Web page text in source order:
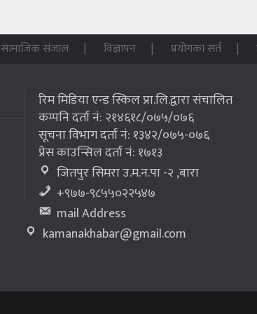
सामाजिक संजाल विज्ञापन प्रयोगका सर्त
रिम मिडिया एन्ड स्किल प्रा.लि.द्वारा संचालित
कम्पनि दर्ता नं: २१४६१८/०७५/०७६
सूचना विभाग दर्ता नं: १३४२/०७५-०७६
प्रेस काउन्सिल दर्ता नं: १७१३
जितपुर सिमरा उ.म.न.पा -२ ,बारा
+९७७-९८५५०२२५४७
mail Address
kamanakhabar@gmail.com